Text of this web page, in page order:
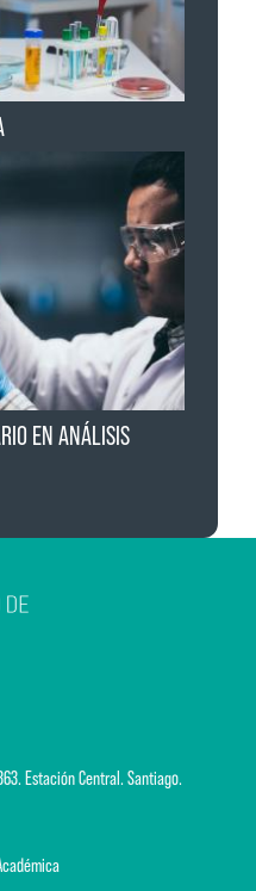
EN ANÁLISIS
Estación Central. Santiago.